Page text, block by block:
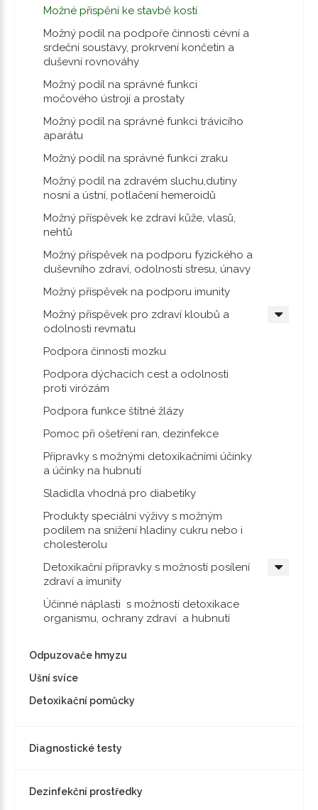
Možné přispění ke stavbě kostí
Možný podíl na podpoře činnosti cévní a
srdeční soustavy, prokrvení končetin a
duševní rovnováhy
Možný podíl na správné funkci
močového ústrojí a prostaty
Možný podíl na správné funkci trávicího
aparátu
Možný podíl na správné funkci zraku
Možný podíl na zdravém sluchu,dutiny
nosní a ústní, potlačení hemeroidů
Možný příspěvek ke zdraví kůže, vlasů,
nehtů
Možný příspěvek na podporu fyzického a
duševního zdraví, odolnosti stresu, únavy
Možný příspěvek na podporu imunity
Možný příspěvek pro zdraví kloubů a
odolnosti revmatu
Podpora činnosti mozku
Podpora dýchacích cest a odolnosti
proti virózám
Podpora funkce štítné žlázy
Pomoc při ošetření ran, dezinfekce
Přípravky s možnými detoxikačními účinky
a účinky na hubnutí
Sladidla vhodná pro diabetiky
Produkty speciální výživy s možným
podílem na snížení hladiny cukru nebo i
cholesterolu
Detoxikační přípravky s možností posílení
zdraví a imunity
Účinné náplasti s možností detoxikace
organismu, ochrany zdraví a hubnutí
Odpuzovače hmyzu
Ušní svíce
Detoxikační pomůcky
Diagnostické testy
Dezinfekční prostředky